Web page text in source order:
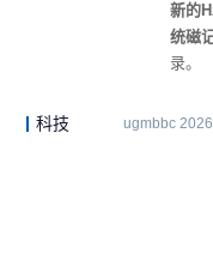
新的
统磁
录。
科技 ugmbbc